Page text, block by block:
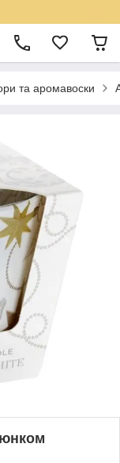
та аромавоски